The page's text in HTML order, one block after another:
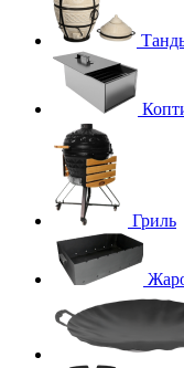
Гриль